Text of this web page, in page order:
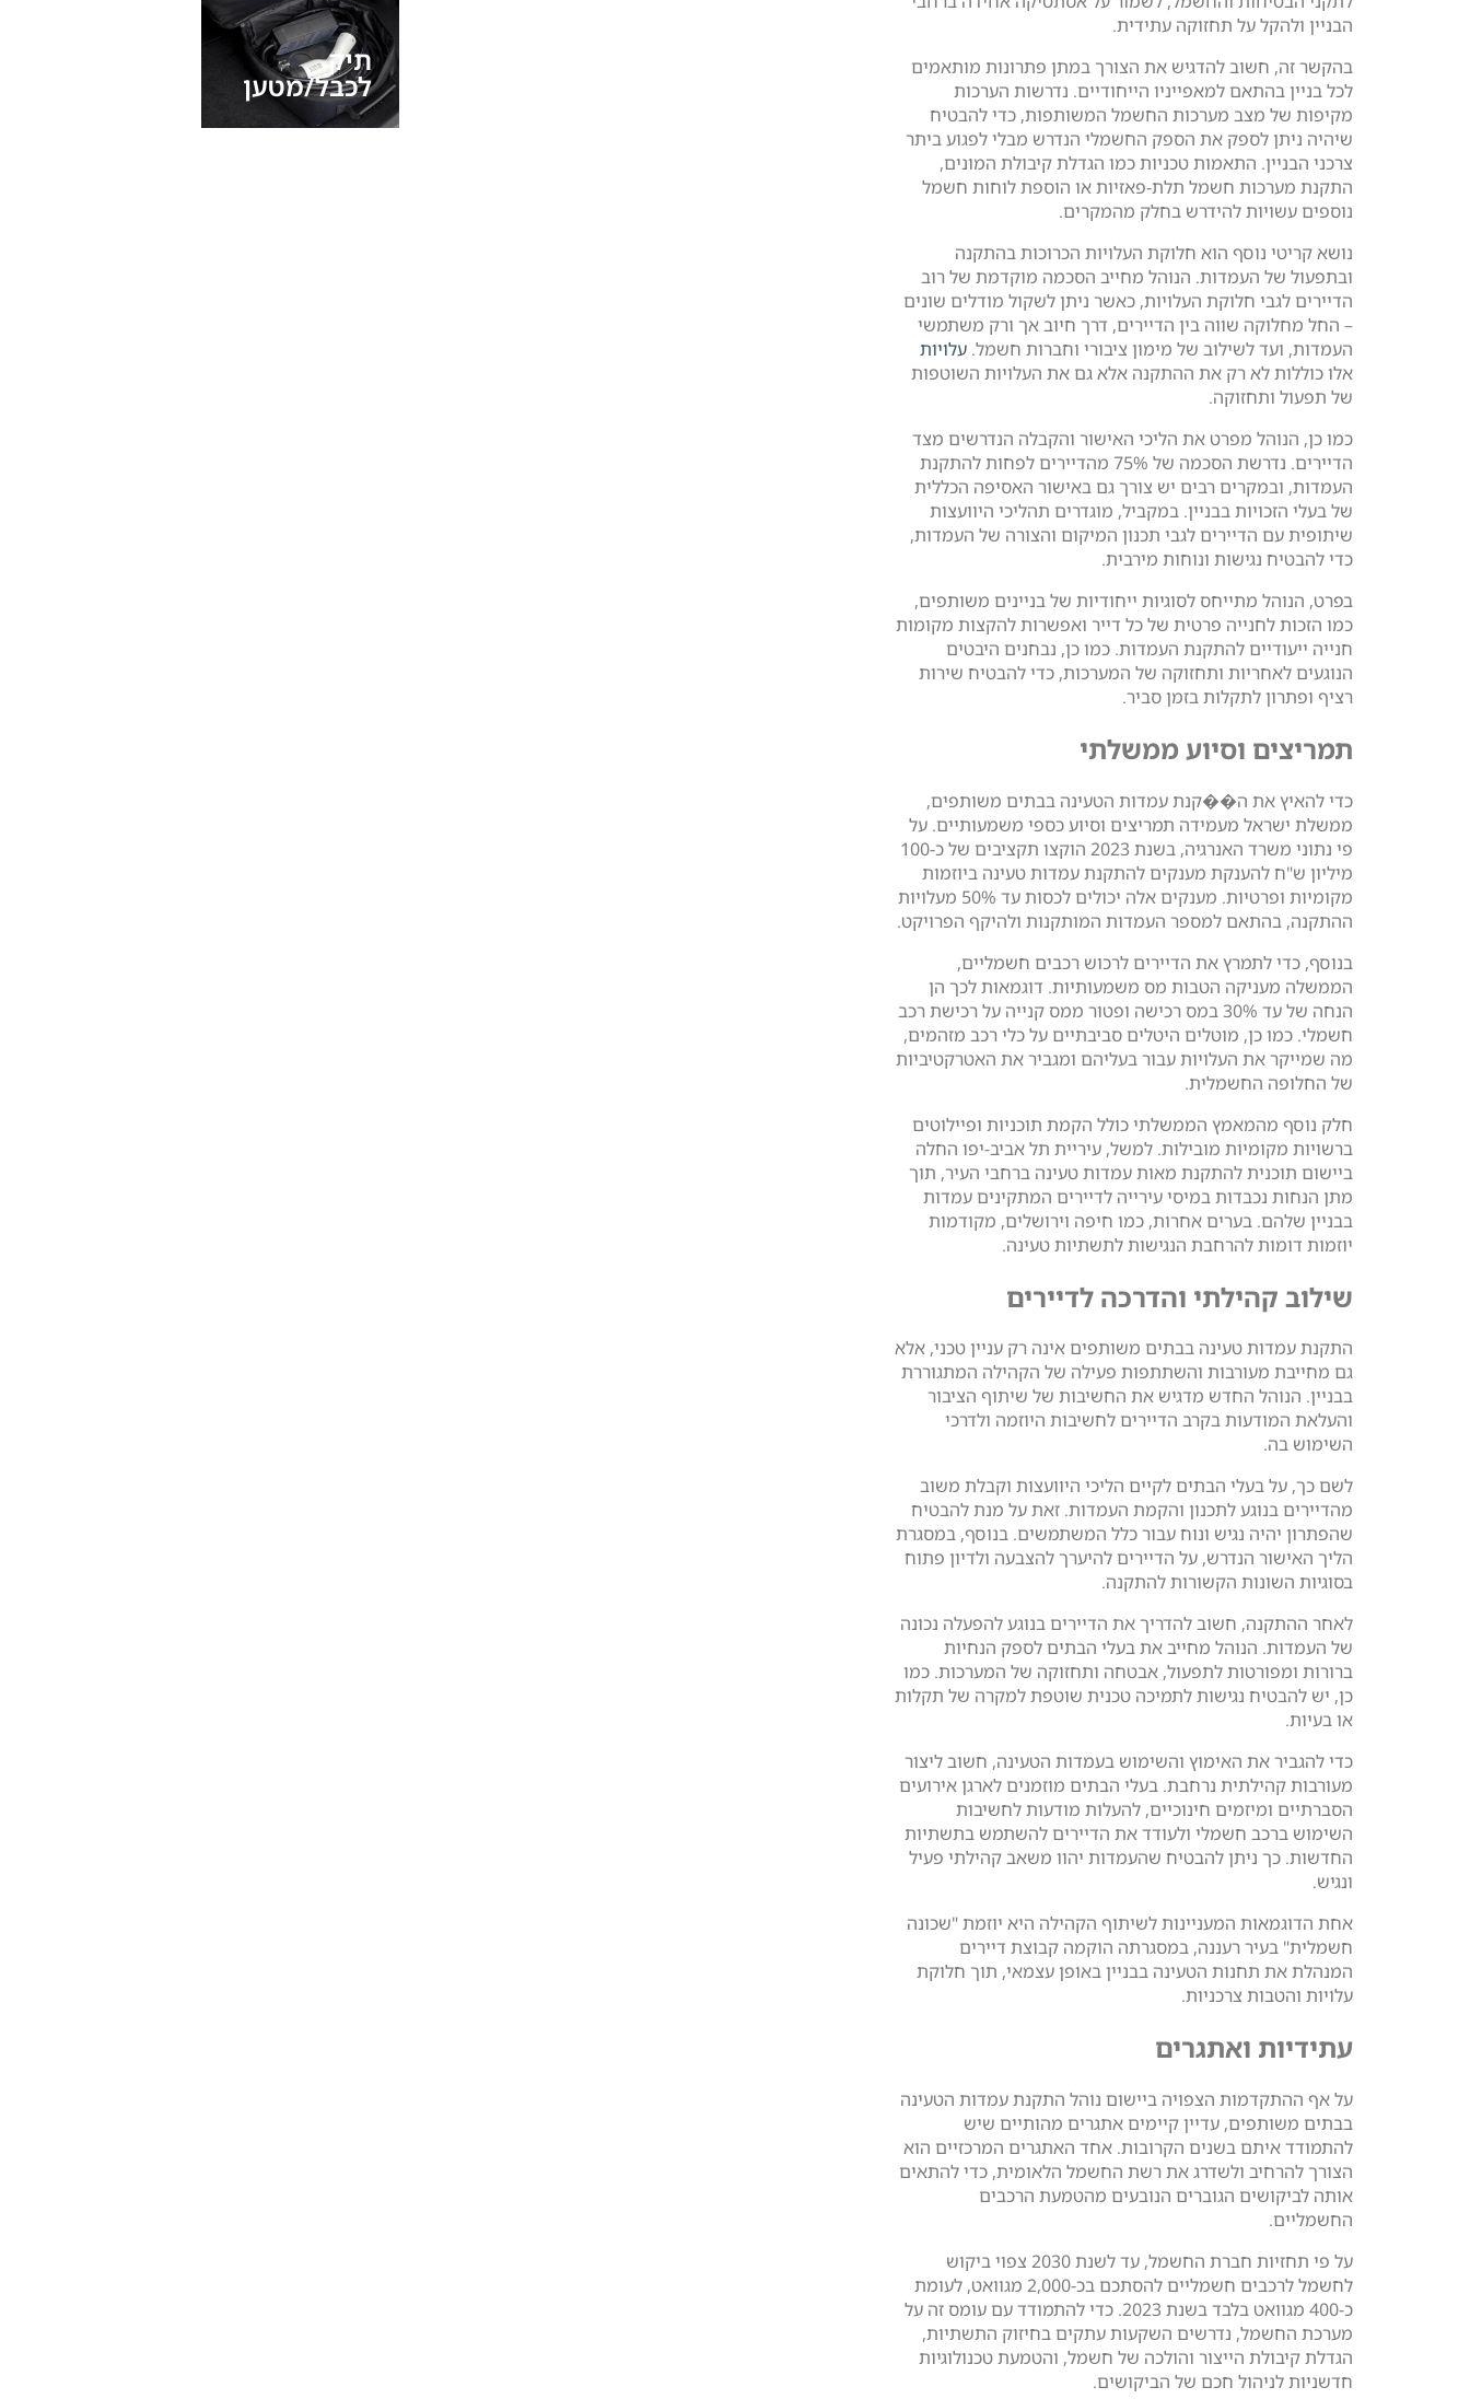
הבניין ולהקל על תחזוקה עתידית.
בהקשר זה, חשוב להדגיש את הצורך במתן פתרונות מותאמים
לכל בניין בהתאם למאפייניו הייחודיים. נדרשות הערכות
מקיפות של מצב מערכות החשמל המשותפות, כדי להבטיח
שיהיה ניתן לספק את הספק החשמלי הנדרש מבלי לפגוע ביתר
צרכני הבניין. התאמות טכניות כמו הגדלת קיבולת המונים,
התקנת מערכות חשמל תלת-פאזיות או הוספת לוחות חשמל
נוספים עשויות להידרש בחלק מהמקרים.
נושא קריטי נוסף הוא חלוקת העלויות הכרוכות בהתקנה
ובתפעול של העמדות. הנוהל מחייב הסכמה מוקדמת של רוב
הדיירים לגבי חלוקת העלויות, כאשר ניתן לשקול מודלים שונים
– החל מחלוקה שווה בין הדיירים, דרך חיוב אך ורק משתמשי
העמדות, ועד לשילוב של מימון ציבורי וחברות חשמל. עלויות
אלו כוללות לא רק את ההתקנה אלא גם את העלויות השוטפות
של תפעול ותחזוקה.
כמו כן, הנוהל מפרט את הליכי האישור והקבלה הנדרשים מצד
הדיירים. נדרשת הסכמה של 75% מהדיירים לפחות להתקנת
העמדות, ובמקרים רבים יש צורך גם באישור האסיפה הכללית
של בעלי הזכויות בבניין. במקביל, מוגדרים תהליכי היוועצות
שיתופית עם הדיירים לגבי תכנון המיקום והצורה של העמדות,
כדי להבטיח נגישות ונוחות מירבית.
בפרט, הנוהל מתייחס לסוגיות ייחודיות של בניינים משותפים,
כמו הזכות לחנייה פרטית של כל דייר ואפשרות להקצות מקומות
חנייה ייעודיים להתקנת העמדות. כמו כן, נבחנים היבטים
הנוגעים לאחריות ותחזוקה של המערכות, כדי להבטיח שירות
רציף ופתרון לתקלות בזמן סביר.
תמריצים וסיוע ממשלתי
כדי להאיץ את ה��קנת עמדות הטעינה בבתים משותפים,
ממשלת ישראל מעמידה תמריצים וסיוע כספי משמעותיים. על
פי נתוני משרד האנרגיה, בשנת 2023 הוקצו תקציבים של כ-100
מיליון ש"ח להענקת מענקים להתקנת עמדות טעינה ביוזמות
מקומיות ופרטיות. מענקים אלה יכולים לכסות עד 50% מעלויות
ההתקנה, בהתאם למספר העמדות המותקנות ולהיקף הפרויקט.
בנוסף, כדי לתמרץ את הדיירים לרכוש רכבים חשמליים,
הממשלה מעניקה הטבות מס משמעותיות. דוגמאות לכך הן
הנחה של עד 30% במס רכישה ופטור ממס קנייה על רכישת רכב
חשמלי. כמו כן, מוטלים היטלים סביבתיים על כלי רכב מזהמים,
מה שמייקר את העלויות עבור בעליהם ומגביר את האטרקטיביות
של החלופה החשמלית.
חלק נוסף מהמאמץ הממשלתי כולל הקמת תוכניות ופיילוטים
ברשויות מקומיות מובילות. למשל, עיריית תל אביב-יפו החלה
ביישום תוכנית להתקנת מאות עמדות טעינה ברחבי העיר, תוך
מתן הנחות נכבדות במיסי עירייה לדיירים המתקינים עמדות
בבניין שלהם. בערים אחרות, כמו חיפה וירושלים, מקודמות
יוזמות דומות להרחבת הנגישות לתשתיות טעינה.
שילוב קהילתי והדרכה לדיירים
התקנת עמדות טעינה בבתים משותפים אינה רק עניין טכני, אלא
גם מחייבת מעורבות והשתתפות פעילה של הקהילה המתגוררת
בבניין. הנוהל החדש מדגיש את החשיבות של שיתוף הציבור
והעלאת המודעות בקרב הדיירים לחשיבות היוזמה ולדרכי
השימוש בה.
לשם כך, על בעלי הבתים לקיים הליכי היוועצות וקבלת משוב
מהדיירים בנוגע לתכנון והקמת העמדות. זאת על מנת להבטיח
שהפתרון יהיה נגיש ונוח עבור כלל המשתמשים. בנוסף, במסגרת
הליך האישור הנדרש, על הדיירים להיערך להצבעה ולדיון פתוח
בסוגיות השונות הקשורות להתקנה.
לאחר ההתקנה, חשוב להדריך את הדיירים בנוגע להפעלה נכונה
של העמדות. הנוהל מחייב את בעלי הבתים לספק הנחיות
ברורות ומפורטות לתפעול, אבטחה ותחזוקה של המערכות. כמו
כן, יש להבטיח נגישות לתמיכה טכנית שוטפת למקרה של תקלות
או בעיות.
כדי להגביר את האימוץ והשימוש בעמדות הטעינה, חשוב ליצור
מעורבות קהילתית נרחבת. בעלי הבתים מוזמנים לארגן אירועים
הסברתיים ומיזמים חינוכיים, להעלות מודעות לחשיבות
השימוש ברכב חשמלי ולעודד את הדיירים להשתמש בתשתיות
החדשות. כך ניתן להבטיח שהעמדות יהוו משאב קהילתי פעיל
ונגיש.
אחת הדוגמאות המעניינות לשיתוף הקהילה היא יוזמת "שכונה
חשמלית" בעיר רעננה, במסגרתה הוקמה קבוצת דיירים
המנהלת את תחנות הטעינה בבניין באופן עצמאי, תוך חלוקת
עלויות והטבות צרכניות.
עתידיות ואתגרים
על אף ההתקדמות הצפויה ביישום נוהל התקנת עמדות הטעינה
בבתים משותפים, עדיין קיימים אתגרים מהותיים שיש
להתמודד איתם בשנים הקרובות. אחד האתגרים המרכזיים הוא
הצורך להרחיב ולשדרג את רשת החשמל הלאומית, כדי להתאים
אותה לביקושים הגוברים הנובעים מהטמעת הרכבים
החשמליים.
על פי תחזיות חברת החשמל, עד לשנת 2030 צפוי ביקוש
לחשמל לרכבים חשמליים להסתכם בכ-2,000 מגוואט, לעומת
כ-400 מגוואט בלבד בשנת 2023. כדי להתמודד עם עומס זה על
מערכת החשמל, נדרשים השקעות עתקים בחיזוק התשתיות,
הגדלת קיבולת הייצור והולכה של חשמל, והטמעת טכנולוגיות
חדשניות לניהול חכם של הביקושים.
תיק
לכבל/מטען